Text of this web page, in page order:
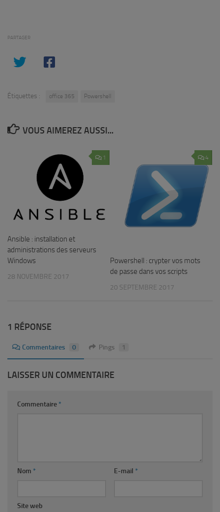
PARTAGER
Étiquettes : office 365 Powershell
VOUS AIMEREZ AUSSI...
1
Ansible : installation et
administrations des serveurs
Windows
28 NOVEMBRE 2017
4
Powershell : crypter vos mots
de passe dans vos scripts
20 SEPTEMBRE 2017
1 RÉPONSE
Commentaires 0 Pings 1
LAISSER UN COMMENTAIRE
Commentaire *
Nom * E-mail *
Site web